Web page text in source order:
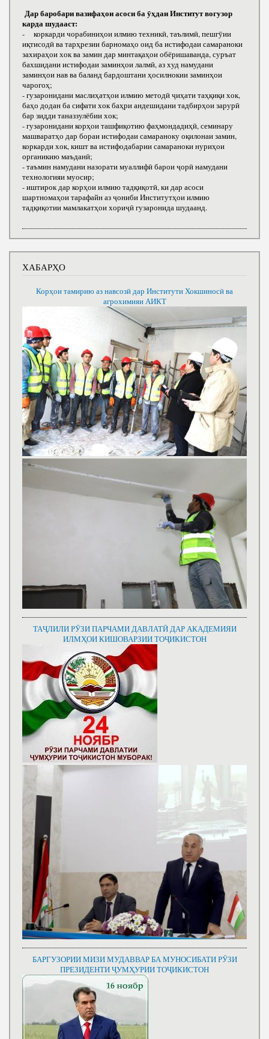
Дар баробари вазифаҳои асоси ба ӯҳдаи Институт вогузор
карда шудааст:
- коркарди чорабиниҳои илмию техникӣ, таълимӣ, пешгӯии
иқтисодӣ ва тарҳрезии барномаҳо оид ба истифодаи самараноки
захираҳои хок ва замин дар минтақаҳои обёришаванда, суръат
бахшидани истифодаи заминҳои лалмӣ, аз худ намудани
заминҳои нав ва баланд бардоштани ҳосилнокии заминҳои
чарогоҳ;
- гузаронидани маслиҳатҳои илмию методӣ ҷиҳати таҳқиқи хок,
баҳо додан ба сифати хок баҳри андешидани тадбирҳои зарурӣ
бар зидди таназзулёбии хок;
- гузаронидани корҳои ташфиқотию фаҳмондадиҳӣ, семинару
машваратҳо дар бораи истифодаи самараноку оқилонаи замин,
коркарди хок, кишт ва истифодабарии самараноки нуриҳои
органикию маъданӣ;
- таъмин намудани назорати муаллифӣ барои ҷорӣ намудани
технологияи муосир;
- иштирок дар корҳои илмию тадқиқотӣ, ки дар асоси
шартномаҳои тарафайн аз ҷониби Институтҳои илмию
тадқиқотии мамлакатҳои хориҷӣ гузаронида шудаанд.
ХАБАРҲО
Корҳои тамирию аз навсозӣ дар Институти Хокшиносӣ ва
агрохимияи АИКТ
ТАҶЛИЛИ РӮЗИ ПАРЧАМИ ДАВЛАТӢ ДАР АКАДЕМИЯИ
ИЛМҲОИ КИШОВАРЗИИ ТОҶИКИСТОН
БАРГУЗОРИИ МИЗИ МУДАВВАР БА МУНОСИБАТИ РӮЗИ
ПРЕЗИДЕНТИ ҶУМҲУРИИ ТОҶИКИСТОН